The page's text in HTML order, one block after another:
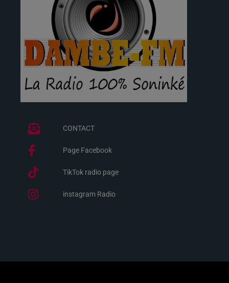
CONTACT
Page Facebook
TikTok radio page
instagram Radio